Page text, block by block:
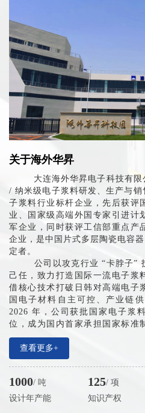
关于海外华昇
大连海外华昇电子科技有限
/ 纳米级电子浆料研发、生产与
子浆料行业标杆企业，先后获评
业、国家级高端外国专家引进计
军企业，同时获评工信部重点产
企业，是中国片式多层陶瓷电容
定者。
公司以攻克行业 “卡脖子” 技
己任，致力打造国际一流电子浆
借核心技术打破日韩对高端电子
国电子材料自主可控、产业链
2026 年，公司获批国家电子浆
位，成为国内首家承担国家标准
夯实产业根基、以创新引领行
程。
产业布局方面，公司已搭建全
盖长三角、珠三角电子产业核心
市场。近五年企业销售收入年均
查看更多+
1000/ 吨
设计年产能
125/ 项
知识产权